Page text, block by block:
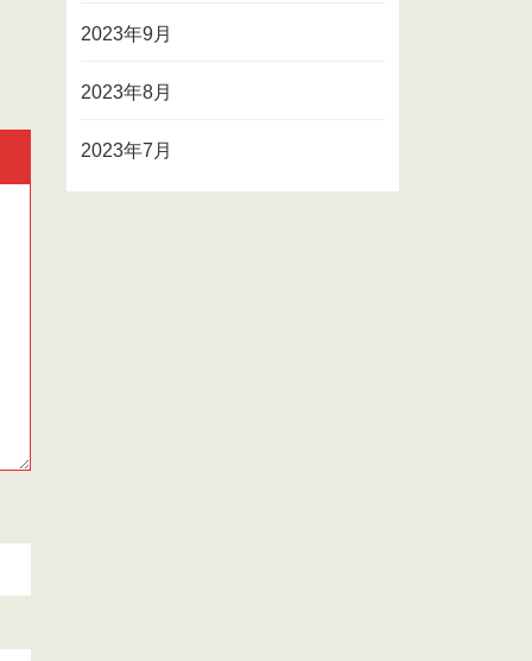
2023年9月
2023年8月
2023年7月